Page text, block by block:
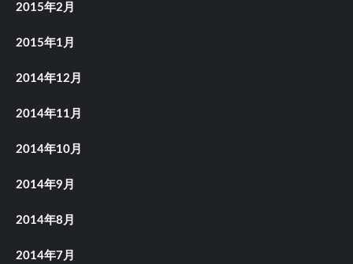
2015年2月
2015年1月
2014年12月
2014年11月
2014年10月
2014年9月
2014年8月
2014年7月